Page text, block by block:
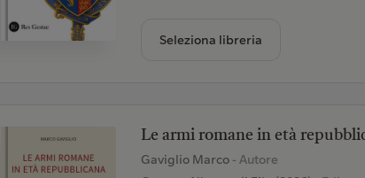
Seleziona libreria
Le armi romane in età
Gaviglio Marco - Autore